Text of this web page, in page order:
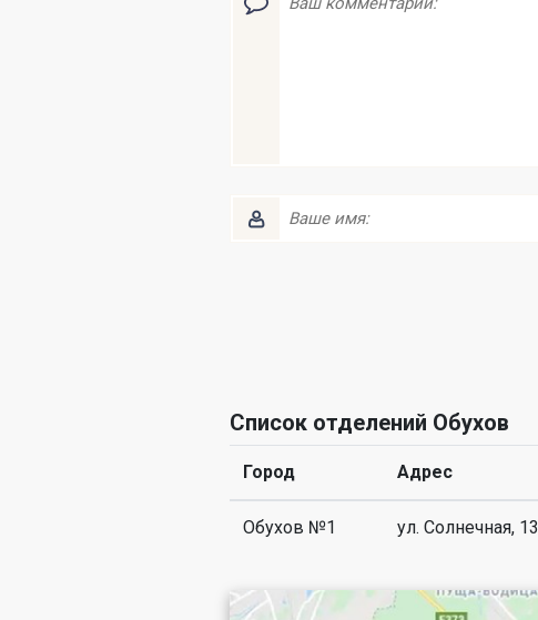
Список отделений Обухов
Город Адрес
Обухов №1 ул. Солнечная, 13